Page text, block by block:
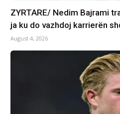
ZYRTARE/ Nedim Bajrami
ja ku do vazhdoj karrierën
August 4, 2026